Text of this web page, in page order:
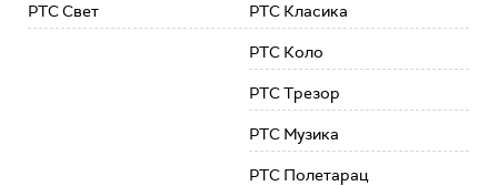
РТС Свет РТС Класика
РТС Коло
РТС Трезор
РТС Музика
РТС Полетарац